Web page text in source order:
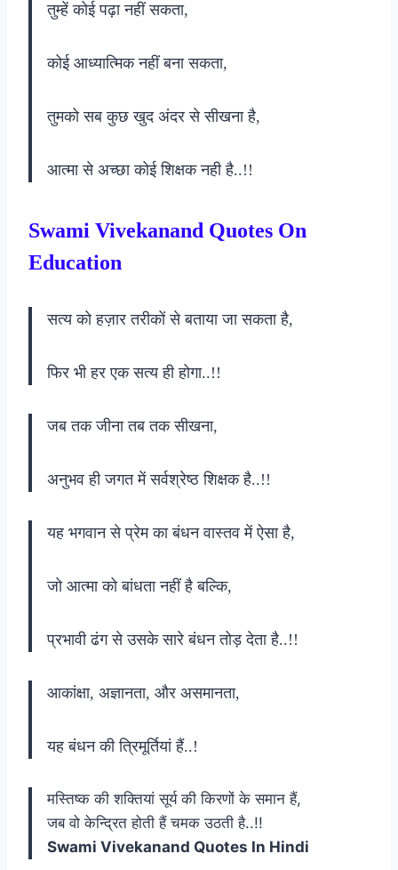
तुम्हें कोई पढ़ा नहीं सकता,
कोई आध्यात्मिक नहीं बना सकता,
तुमको सब कुछ खुद अंदर से सीखना है,
आत्मा से अच्छा कोई शिक्षक नही है..!!
Swami Vivekanand Quotes On
Education
सत्य को हज़ार तरीकों से बताया जा सकता है,
फिर भी हर एक सत्य ही होगा..!!
जब तक जीना तब तक सीखना,
अनुभव ही जगत में सर्वश्रेष्ठ शिक्षक है..!!
यह भगवान से प्रेम का बंधन वास्तव में ऐसा है,
जो आत्मा को बांधता नहीं है बल्कि,
प्रभावी ढंग से उसके सारे बंधन तोड़ देता है..!!
आकांक्षा, अज्ञानता, और असमानता,
यह बंधन की त्रिमूर्तियां हैं..!
मस्तिष्क की शक्तियां सूर्य की किरणों के समान हैं,
जब वो केन्द्रित होती हैं चमक उठती है..!!
Swami Vivekanand Quotes In Hindi